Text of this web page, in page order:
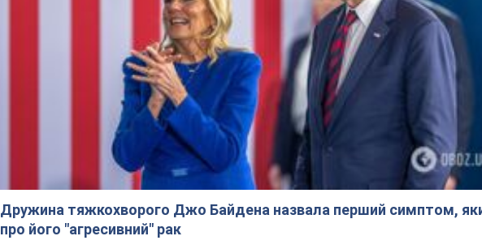
Дружина тяжкохворого Джо Байдена назвала перший симптом,
про його "агресивний" рак